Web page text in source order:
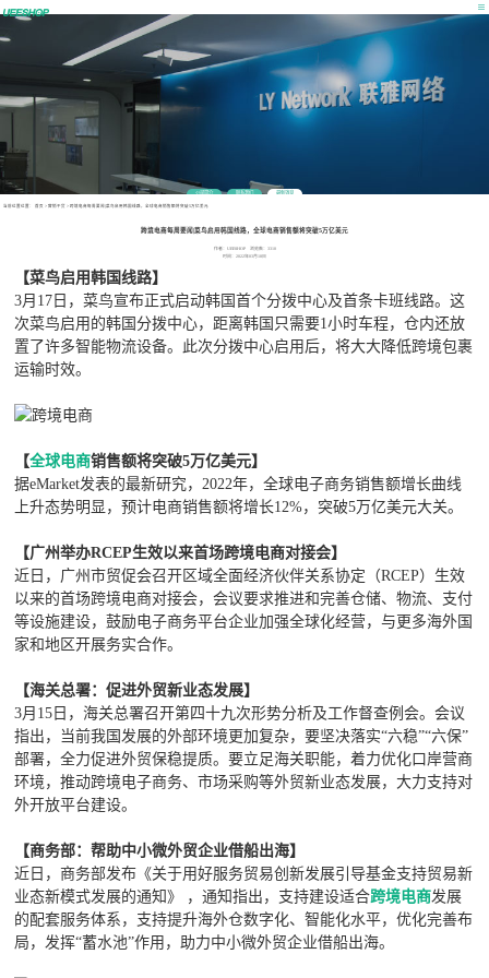
公司简介 联系我们 最新消息
当前位置位置： 首页 > 营销干货> 跨境电商每周要闻|菜鸟启用韩国线路，全球电商销售额将突破5万亿美元
跨境电商每周要闻|菜鸟启用韩国线路，全球电商销售额将突破5万亿美元
作者：UEESHOP 浏览数：3310
时间：2022年03月18日
【菜鸟启用韩国线路】
3月17日，菜鸟宣布正式启动韩国首个分拨中心及首条卡班线路。这
次菜鸟启用的韩国分拨中心，距离韩国只需要1小时车程，仓内还放
置了许多智能物流设备。此次分拨中心启用后，将大大降低跨境包裹
运输时效。
【全球电商销售额将突破5万亿美元】
据eMarket发表的最新研究，2022年，全球电子商务销售额增长曲线
上升态势明显，预计电商销售额将增长12%，突破5万亿美元大关。
【广州举办RCEP生效以来首场跨境电商对接会】
近日，广州市贸促会召开区域全面经济伙伴关系协定（RCEP）生效
以来的首场跨境电商对接会，会议要求推进和完善仓储、物流、支付
等设施建设，鼓励电子商务平台企业加强全球化经营，与更多海外国
家和地区开展务实合作。
【海关总署：促进外贸新业态发展】
3月15日，海关总署召开第四十九次形势分析及工作督查例会。会议
指出，当前我国发展的外部环境更加复杂，要坚决落实“六稳”“六保”
部署，全力促进外贸保稳提质。要立足海关职能，着力优化口岸营商
环境，推动跨境电子商务、市场采购等外贸新业态发展，大力支持对
外开放平台建设。
【商务部：帮助中小微外贸企业借船出海】
近日，商务部发布《关于用好服务贸易创新发展引导基金支持贸易新
业态新模式发展的通知》 ，通知指出，支持建设适合跨境电商发展
的配套服务体系，支持提升海外仓数字化、智能化水平，优化完善布
局，发挥“蓄水池”作用，助力中小微外贸企业借船出海。